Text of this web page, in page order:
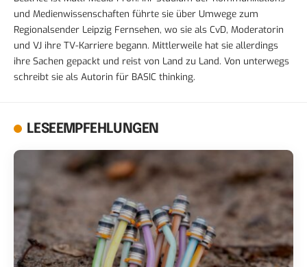
und Medienwissenschaften führte sie über Umwege zum
Regionalsender Leipzig Fernsehen, wo sie als CvD, Moderatorin
und VJ ihre TV-Karriere begann. Mittlerweile hat sie allerdings
ihre Sachen gepackt und reist von Land zu Land. Von unterwegs
schreibt sie als Autorin für BASIC thinking.
LESEEMPFEHLUNGEN